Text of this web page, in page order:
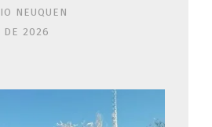
NEUQUEN
DE 2026